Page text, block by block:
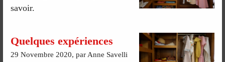
savoir.
Quelques expériences
29 Novembre 2020, par Anne Savelli